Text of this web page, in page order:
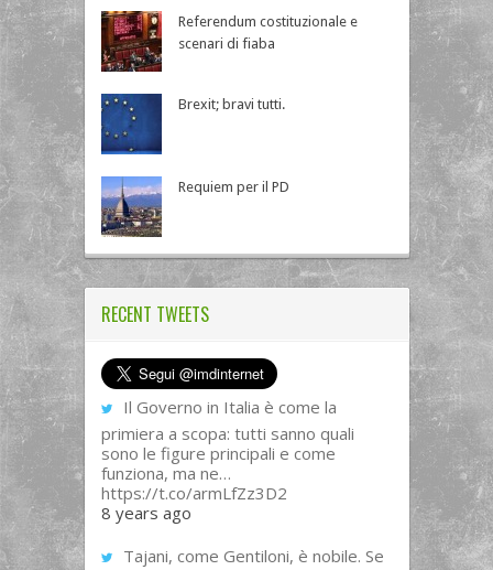
Referendum costituzionale e
scenari di fiaba
Brexit; bravi tutti.
Requiem per il PD
RECENT TWEETS
Il Governo in Italia è come la
primiera a scopa: tutti sanno quali
sono le figure principali e come
funziona, ma ne…
https://t.co/armLfZz3D2
8 years ago
Tajani, come Gentiloni, è nobile. Se